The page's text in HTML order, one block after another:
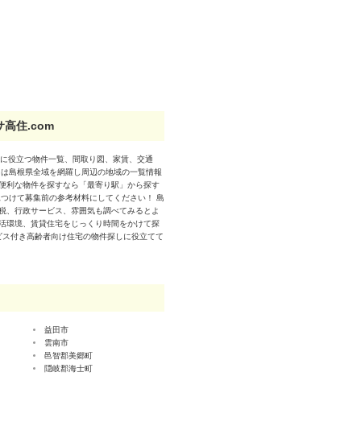
高住.com
役立つ物件一覧、間取り図、家賃、交通
島根県全域を網羅し周辺の地域の一覧情報
利な物件を探すなら「最寄り駅」から探す
けて募集前の参考材料にしてください！ 島
、行政サービス、雰囲気も調べてみるとよ
環境、賃貸住宅をじっくり時間をかけて探
付き高齢者向け住宅の物件探しに役立てて
益田市
雲南市
邑智郡美郷町
隠岐郡海士町